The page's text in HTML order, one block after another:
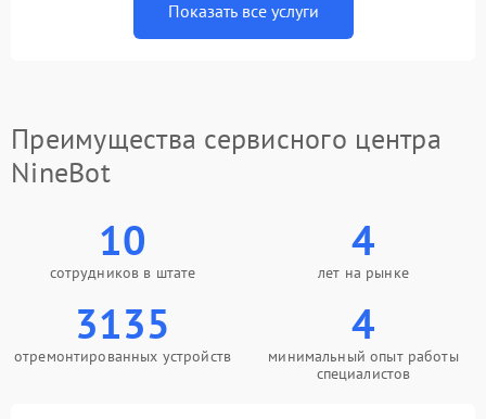
Показать все услуги
Преимущества сервисного центра
NineBot
10
сотрудников в штате
4
лет на рынке
3135
отремонтированных устройств
4
минимальный опыт работы
специалистов